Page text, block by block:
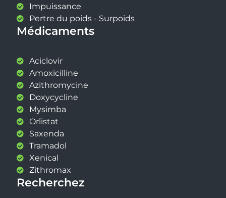
Impuissance
Pertre du poids - Surpoids
Médicaments
Aciclovir
Amoxicilline
Azithromycine
Doxycycline
Mysimba
Orlistat
Saxenda
Tramadol
Xenical
Zithromax
Recherchez